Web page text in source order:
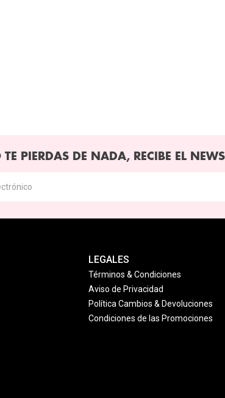
TE PIERDAS DE NADA, RECIBE EL
LEGALES
Términos & Condiciones
Aviso de Privacidad
Política Cambios & Devoluciones
Condiciones de las Promociones